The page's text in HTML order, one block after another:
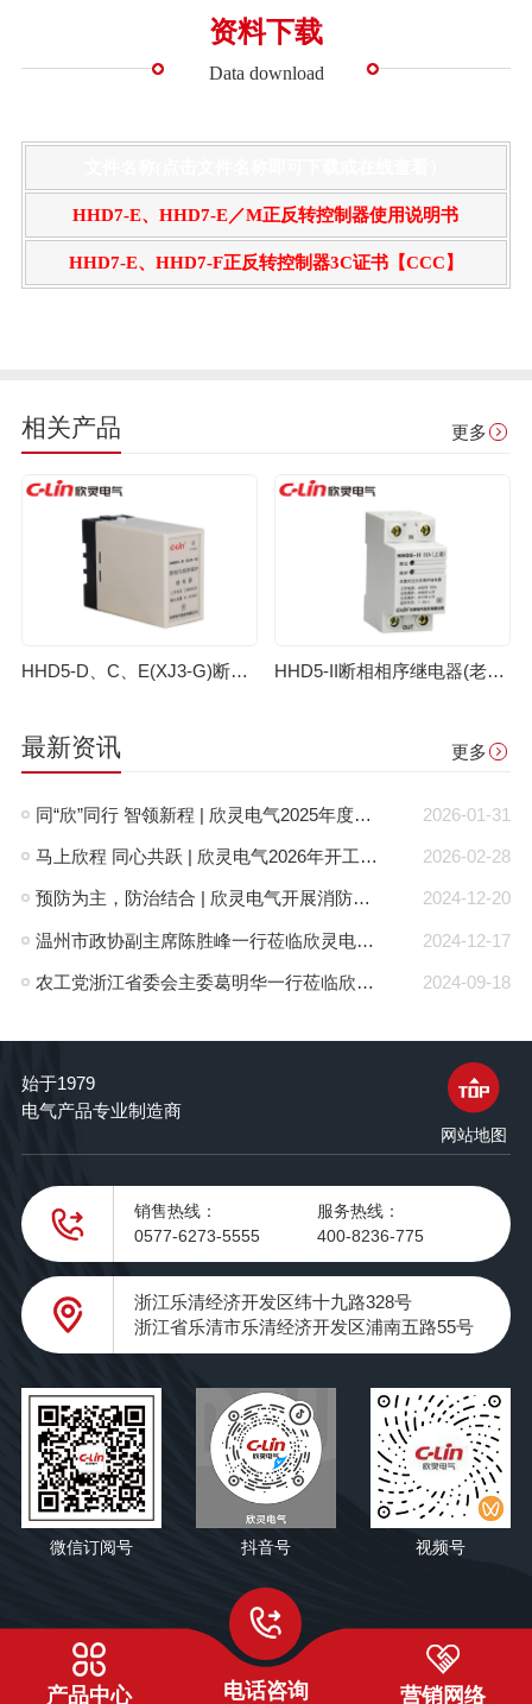
资料下载
Data download
HHD7-E、HHD7-E／M正反转控制器使用说明书
HHD7-E、HHD7-F正反转控制器3C证书【CCC】
相关产品 更多
HHD5-D、C、E(XJ3-G)断相相序继电器（老款） HHD5-II断相相序继电器(老款)
最新资讯 更多
2026-01-31
同“欣”同行 智领新程 | 欣灵电气2025年度表彰总结大会暨新年酒会成功举办！
2026-02-28
马上欣程 同心共跃 | 欣灵电气2026年开工大吉！
2024-12-20
预防为主，防治结合 | 欣灵电气开展消防应急预案演练活动
2024-12-17
温州市政协副主席陈胜峰一行莅临欣灵电气调研指导
2024-09-18
农工党浙江省委会主委葛明华一行莅临欣灵电气考察调研
始于1979
电气产品专业制造商
网站地图
销售热线：
0577-6273-5555
服务热线：
400-8236-775
浙江乐清经济开发区纬十九路328号
浙江省乐清市乐清经济开发区浦南五路55号
微信订阅号 抖音号 视频号
产品中心 电话咨询 营销网络